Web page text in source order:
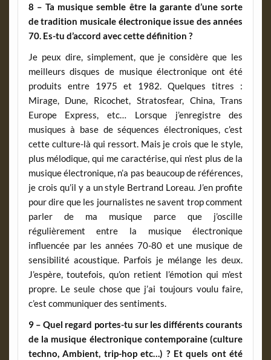
8 – Ta musique semble être la garante d’une sorte
de tradition musicale électronique issue des années
70. Es-tu d’accord avec cette définition ?
Je peux dire, simplement, que je considère que les
meilleurs disques de musique électronique ont été
produits entre 1975 et 1982. Quelques titres :
Mirage, Dune, Ricochet, Stratosfear, China, Trans
Europe Express, etc… Lorsque j’enregistre des
musiques à base de séquences électroniques, c’est
cette culture-là qui ressort. Mais je crois que le style,
plus mélodique, qui me caractérise, qui n’est plus de la
musique électronique, n’a pas beaucoup de références,
je crois qu’il y a un style Bertrand Loreau. J’en profite
pour dire que les journalistes ne savent trop comment
parler de ma musique parce que j’oscille
régulièrement entre la musique électronique
influencée par les années 70-80 et une musique de
sensibilité acoustique. Parfois je mélange les deux.
J’espère, toutefois, qu’on retient l’émotion qui m’est
propre. Le seule chose que j’ai toujours voulu faire,
c’est communiquer des sentiments.
9 – Quel regard portes-tu sur les différents courants
de la musique électronique contemporaine (culture
techno, Ambient, trip-hop etc…) ? Et quels ont été